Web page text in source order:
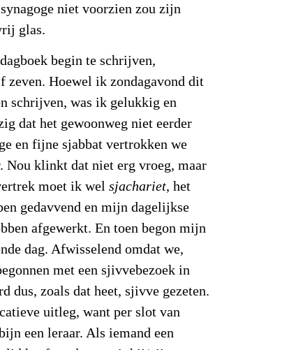
niet voorzien zou zijn
glas.
begin te schrijven,
zeven. Hoewel ik zondagavond dit
schrijven, was ik gelukkig en
dat het gewoonweg niet eerder
en fijne sjabbat vertrokken we
Nou klinkt dat niet erg vroeg, maar
moet ik welsjachariet, het
gedavvend en mijn dagelijkse
afgewerkt. En toen begon mijn
dag. Afwisselend omdat we,
met een sjivvebezoek in
dus, zoals dat heet, sjivve gezeten.
uitleg, want per slot van
een leraar. Als iemand een